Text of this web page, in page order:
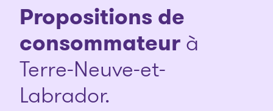
Propositions de
consommateurà
Terre-Neuve-et-
Labrador.